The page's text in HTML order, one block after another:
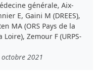
générale, Aix-
E, Gaini M (DREES),
MA (ORS Pays de la
Zemour F (URPS-
2021